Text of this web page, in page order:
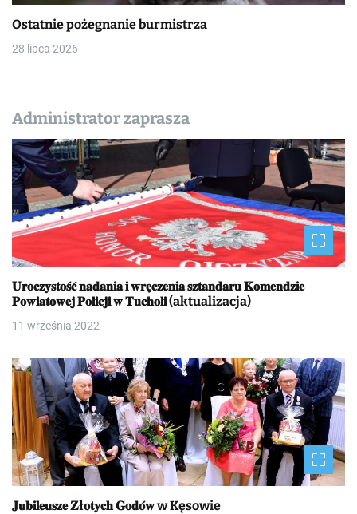
Ostatnie pożegnanie burmistrza
28 lipca 2026
Administrator zaprasza
𝐔𝐫𝐨𝐜𝐳𝐲𝐬𝐭𝐨𝐬́𝐜́ 𝐧𝐚𝐝𝐚𝐧𝐢𝐚 𝐢 𝐰𝐫𝐞̨𝐜𝐳𝐞𝐧𝐢𝐚 𝐬𝐳𝐭𝐚𝐧𝐝𝐚𝐫𝐮 𝐊𝐨𝐦𝐞𝐧𝐝𝐳𝐢𝐞
𝐏𝐨𝐰𝐢𝐚𝐭𝐨𝐰𝐞𝐣 𝐏𝐨𝐥𝐢𝐜𝐣𝐢 𝐰 𝐓𝐮𝐜𝐡𝐨𝐥𝐢 (aktualizacja)
11 września 2022
𝐉𝐮𝐛𝐢𝐥𝐞𝐮𝐬𝐳𝐞 𝐙ł𝐨𝐭𝐲𝐜𝐡 𝐆𝐨𝐝𝐨́𝐰 w Kęsowie